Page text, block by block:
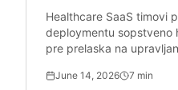
Healthcare SaaS timovi
deploymentu sopstveno
pre prelaska na
June 14, 2026 7 min